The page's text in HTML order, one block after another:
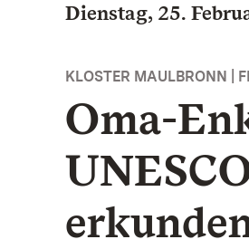
Dienstag, 25.
KLOSTER MAULBRONN |
Oma-